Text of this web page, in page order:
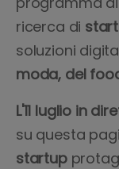
ricerca di
soluzioni
moda, del
L'11 luglio in
su questa
startup